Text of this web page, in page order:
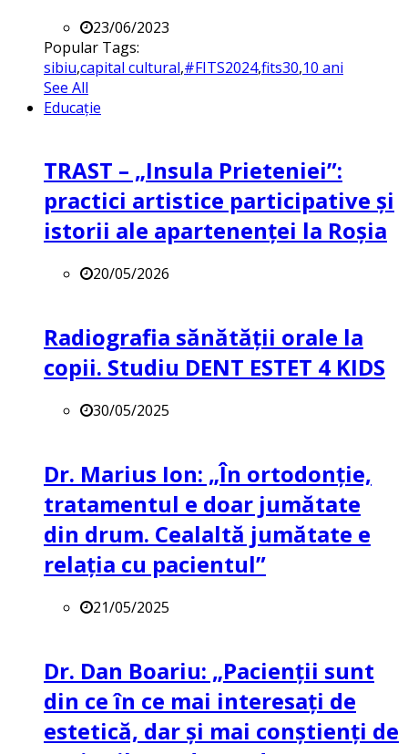
23/06/2023
Popular Tags:
sibiu,capital cultural,#FITS2024,fits30,10 ani
See All
Educație
TRAST – „Insula Prieteniei”:
practici artistice participative și
istorii ale apartenenței la Roșia
20/05/2026
Radiografia sănătății orale la
copii. Studiu DENT ESTET 4 KIDS
30/05/2025
Dr. Marius Ion: „În ortodonție,
tratamentul e doar jumătate
din drum. Cealaltă jumătate e
relația cu pacientul”
21/05/2025
Dr. Dan Boariu: „Pacienții sunt
din ce în ce mai interesați de
estetică, dar și mai conștienți de